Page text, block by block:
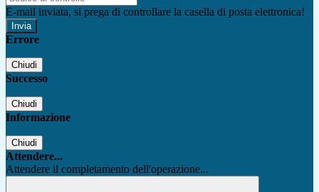
E-mail inviata, si prega di controllare la casella di posta elettronica!
Errore
Chiudi
Successo
Chiudi
Informazione
Chiudi
Attendere...
Attendere il completamento dell'operazione...